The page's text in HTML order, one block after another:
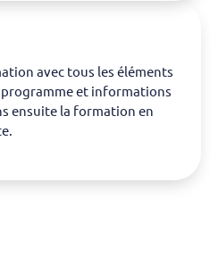
avec tous les éléments
et informations
ensuite la formation en